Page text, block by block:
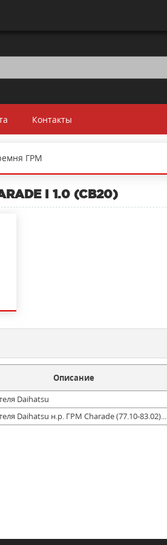
Контакты
ГРМ
I 1.0 (CB20)
Описание
Daihatsu
Daihatsu н.р. ГРМ Charade (77.10-83.02)...